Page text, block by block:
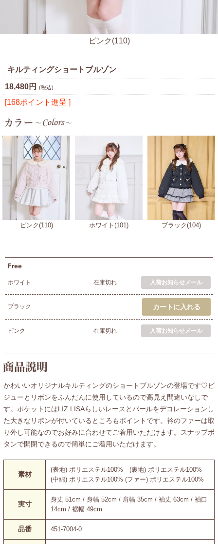
ピンク(110)
キルティングショートブルゾン
18,480円 (税込)
[168ポイント進呈 ]
ピンク(110) ホワイト(101) ブラック(104)
Free
ホワイト 在庫切れ
ブラック
ピンク 在庫切れ
かわいいオリジナルキルティングのショートブルゾンの登場です♡ビ
ジューとリボンをふんだんに使用しているので高見え間違いなしで
す。ポケットにはLIZ LISAらしいレースとパールをデコレーションし
た大きなリボンが付いているところもポイントです。衿のファーは取
り外し可能なのでお好みに合わせてご着用いただけます。スナップボ
タンで開閉できるので簡単にご着用いただけます。
素材
(表地) ポリエステル100% (裏地) ポリエステル100%
(中綿) ポリエステル100% (ファー) ポリエステル100%
実寸
身丈 51cm / 身幅 52cm / 肩幅 35cm / 袖丈 63cm / 袖口
14cm / 裾幅 49cm
品番 451-7004-0